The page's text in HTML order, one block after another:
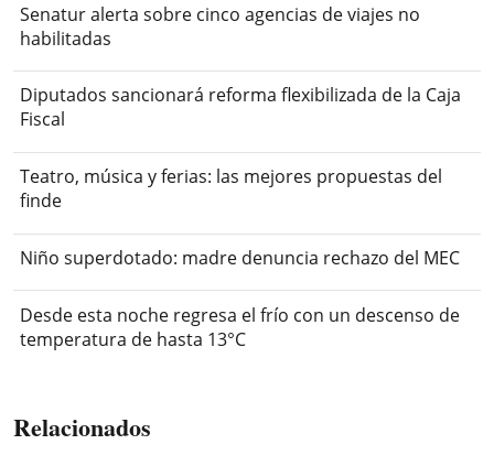
Senatur alerta sobre cinco agencias de viajes no
habilitadas
Diputados sancionará reforma flexibilizada de la Caja
Fiscal
Teatro, música y ferias: las mejores propuestas del
finde
Niño superdotado: madre denuncia rechazo del MEC
Desde esta noche regresa el frío con un descenso de
temperatura de hasta 13°C
Relacionados